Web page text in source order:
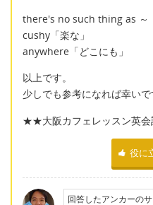
there's no such thing as ～
cushy「楽な」
anywhere「どこにも」
以上です。
少しでも参考になれば幸いで
★★大阪カフェレッスン英
役に
回答したアンカーのサ